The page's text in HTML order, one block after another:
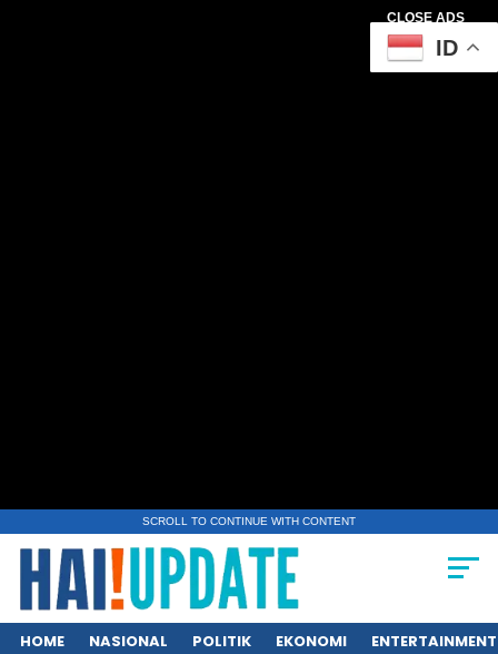
CLOSE ADS
SCROLL TO CONTINUE WITH CONTENT
HOME NASIONAL POLITIK EKONOMI ENTERTAINMENT
ID